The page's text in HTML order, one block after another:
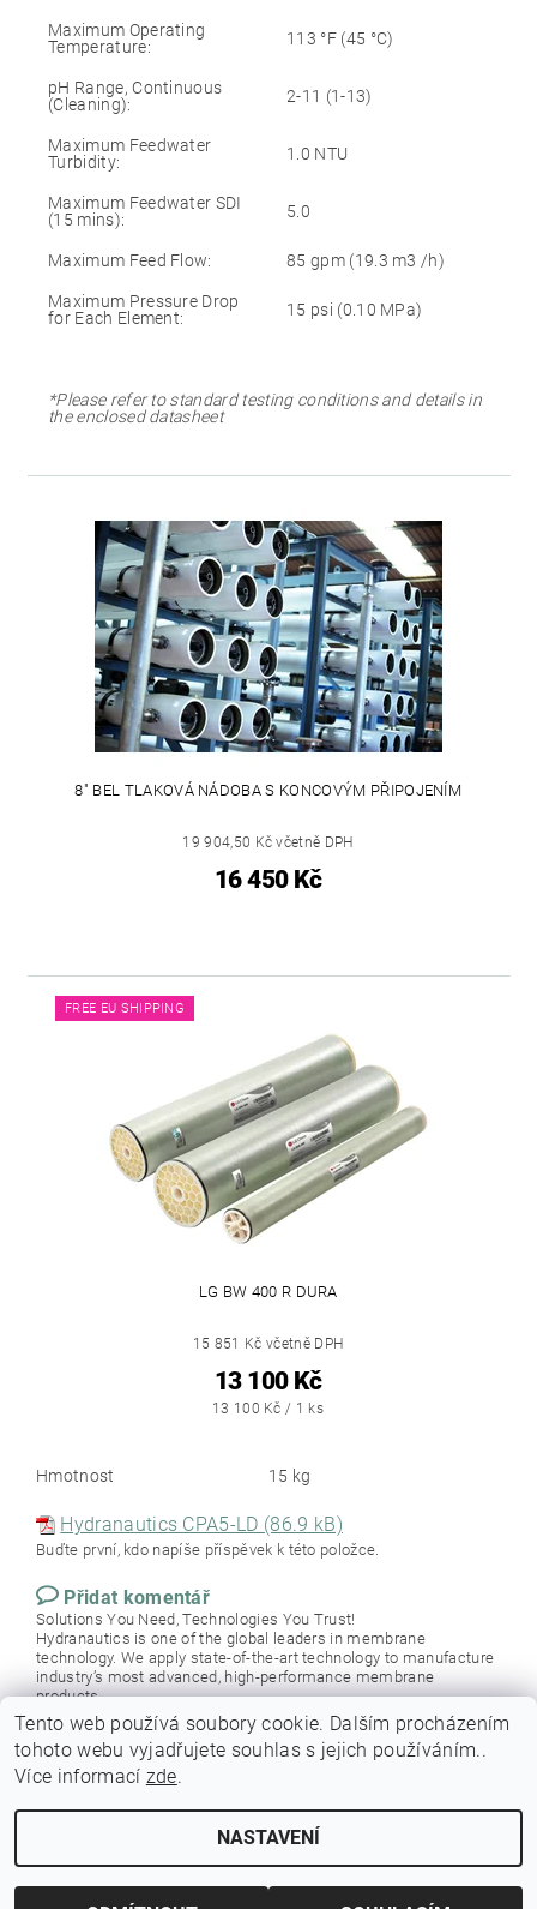
Maximum Operating
Temperature:
113 °F (45 °C)
pH Range, Continuous
(Cleaning):
2-11 (1-13)
Maximum Feedwater
Turbidity:
1.0 NTU
Maximum Feedwater SDI
(15 mins):
5.0
Maximum Feed Flow: 85 gpm (19.3 m3 /h)
Maximum Pressure Drop
for Each Element:
15 psi (0.10 MPa)
*Please refer to standard testing conditions and details in
the enclosed datasheet
8" BEL TLAKOVÁ NÁDOBA S KONCOVÝM PŘIPOJENÍM
19 904,50 Kč včetně DPH
16 450 Kč
FREE EU SHIPPING
LG BW 400 R DURA
15 851 Kč včetně DPH
13 100 Kč
13 100 Kč / 1 ks
Hmotnost 15 kg
Hydranautics CPA5-LD (86.9 kB)
Buďte první, kdo napíše příspěvek k této položce.
Přidat komentář
Solutions You Need, Technologies You Trust!
Hydranautics is one of the global leaders in membrane
technology. We apply state-of-the-art technology to manufacture
industry’s most advanced, high-performance membrane
products.
2026 © Membrania, všechna práva vyhrazenaUpravit nastavení cookies
Tento web používá soubory cookie. Dalším procházením
tohoto webu vyjadřujete souhlas s jejich používáním..
Více informací zde.
NASTAVENÍ